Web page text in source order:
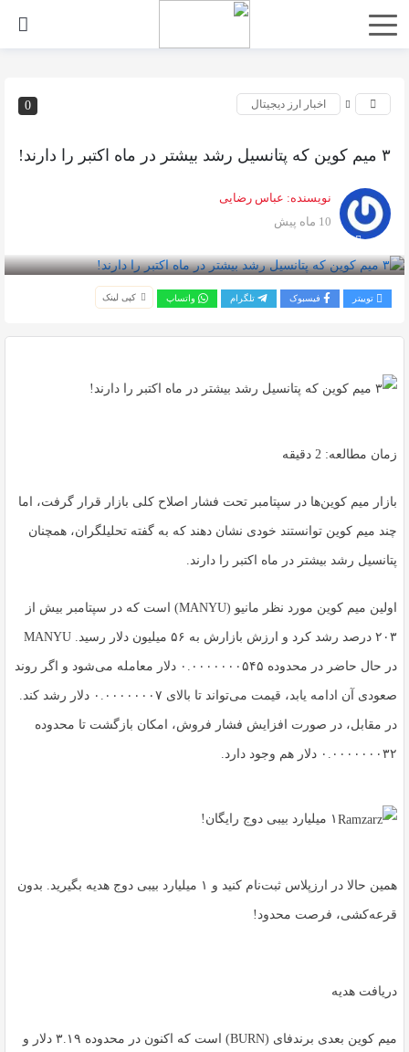
0 اخبار ارز دیجیتال
۳ میم کوین که پتانسیل رشد بیشتر در ماه اکتبر را دارند!
نویسنده: عباس رضایی
10 ماه پیش
توییتر فیسبوک تلگرام واتساپ کپی لینک
زمان مطالعه: 2 دقیقه
بازار میم‌ کوین‌ها در سپتامبر تحت فشار اصلاح کلی بازار قرار گرفت، اما
چند میم کوین توانستند خودی نشان دهند که به گفته تحلیلگران، همچنان
پتانسیل رشد بیشتر در ماه اکتبر را دارند.
اولین میم کوین مورد نظر مانیو (MANYU) است که در سپتامبر بیش از
۲۰۳ درصد رشد کرد و ارزش بازارش به ۵۶ میلیون دلار رسید. MANYU
در حال حاضر در محدوده ۰.۰۰۰۰۰۰۰۵۴۵ دلار معامله می‌شود و اگر روند
صعودی آن ادامه یابد، قیمت می‌تواند تا بالای ۰.۰۰۰۰۰۰۰۷ دلار رشد کند.
در مقابل، در صورت افزایش فشار فروش، امکان بازگشت تا محدوده
۰.۰۰۰۰۰۰۰۳۲ دلار هم وجود دارد.
۱ میلیارد بیبی دوج رایگان!
همین حالا در ارزپلاس ثبت‌نام کنید و ۱ میلیارد بیبی دوج هدیه بگیرید. بدون
قرعه‌کشی، فرصت محدود!
دریافت هدیه
میم کوین بعدی برندفای (BURN) است که اکنون در محدوده ۳.۱۹ دلار و